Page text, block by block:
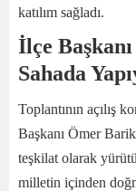
katılım sağladı.
İlçe
Sahada
Toplantının açılış
Başkanı Ömer
teşkilat olarak
milletin içinden